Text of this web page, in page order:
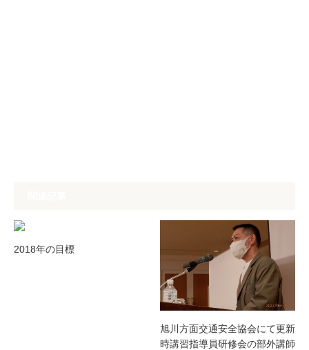
2018年の目標
旭川方面交通安全協会にて更新
時講習指導員研修会の部外講師